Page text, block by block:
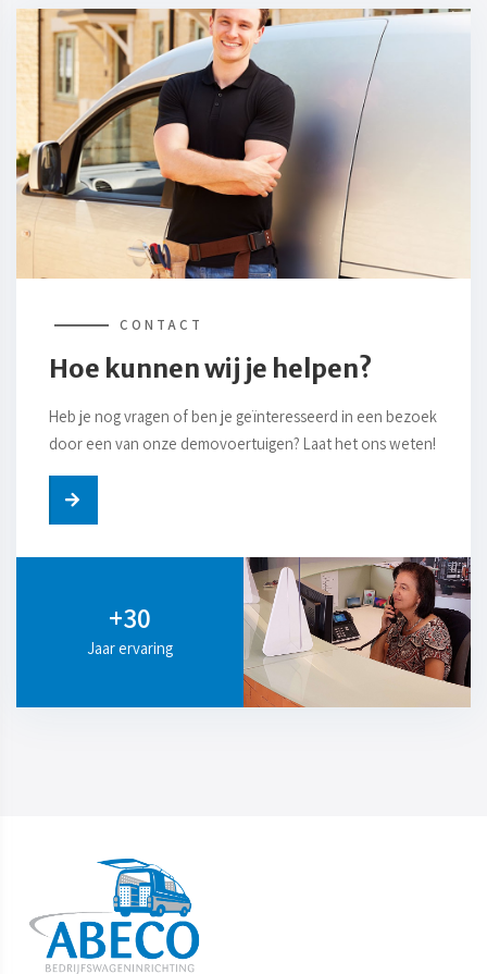
CONTACT
Hoe kunnen wij je helpen?
Heb je nog vragen of ben je geïnteresseerd in een bezoek
door een van onze demovoertuigen? Laat het ons weten!
+30
Jaar ervaring